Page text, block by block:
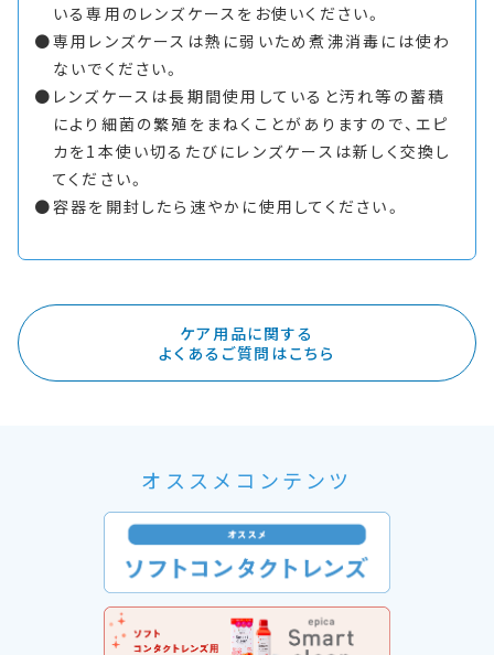
いる専用のレンズケースをお使いください。
専用レンズケースは熱に弱いため煮沸消毒には使わ
ないでください。
レンズケースは長期間使用していると汚れ等の蓄積
により細菌の繁殖をまねくことがありますので、エピ
カを1本使い切るたびにレンズケースは新しく交換し
てください。
容器を開封したら速やかに使用してください。
ケア用品に関する
よくあるご質問はこちら
オススメコンテンツ